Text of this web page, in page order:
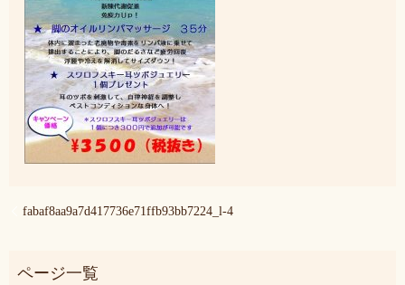
fabaf8aa9a7d417736e71ffb93bb7224_l-4